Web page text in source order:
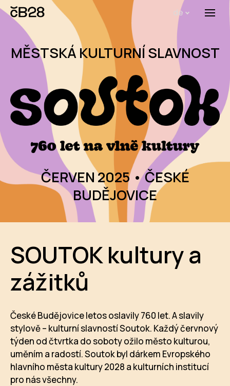
Menü
de
MĚSTSKÁ KULTURNÍ SLAVNOST
ČERVEN 2025 • ČESKÉ
BUDĚJOVICE
SOUTOK kultury a
zážitků
České Budějovice letos oslavily 760 let. A slavily
stylově – kulturní slavností Soutok. Každý červnový
týden od čtvrtka do soboty ožilo město kulturou,
uměním a radostí. Soutok byl dárkem Evropského
hlavního města kultury 2028 a kulturních institucí
pro nás všechny.